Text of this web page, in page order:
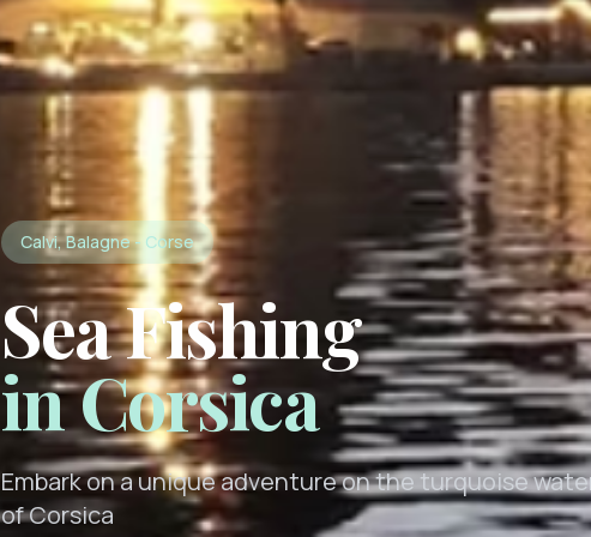
Calvi, Balagne - Corse
Sea Fishing
in Corsica
Embark on a unique adventure on the turquoise
of Corsica